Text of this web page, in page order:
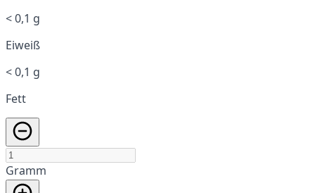
< 0,1 g
Eiweiß
< 0,1 g
Fett
Gramm